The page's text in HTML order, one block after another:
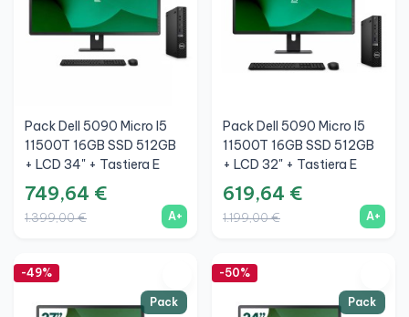
Pack Dell 5090 Micro I5
11500T 16GB SSD 512GB
+ LCD 34" + Tastiera E
Mouse Wireless + WiFi
749,64 €
1.399,00 € A+
Pack Dell 5090 Micro I5
11500T 16GB SSD 512GB
+ LCD 32" + Tastiera E
Mouse Wireless + WiFi
619,64 €
1.199,00 € A+
Pack
-49%
Pack
-50%